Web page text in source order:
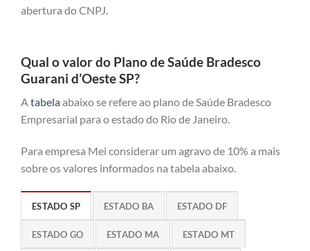
abertura do CNPJ.
Qual o valor do Plano de Saúde Bradesco
Guarani d’Oeste SP?
Atabelaabaixo se refere ao plano de Saúde Bradesco
Empresarial para o estado do Rio de Janeiro.
Para empresa Mei considerar um agravo de 10% a mais
sobre os valores informados na tabela abaixo.
ESTADO SP ESTADO BA ESTADO DF
ESTADO GO ESTADO MA ESTADO MT